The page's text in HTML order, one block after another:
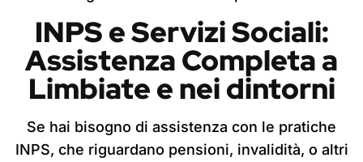
INPS e Servizi Sociali:
Assistenza Completaa
Limbiatee nei dintorni
Se hai bisogno di assistenza con le pratiche
INPS, che riguardano pensioni, invalidità, o altri